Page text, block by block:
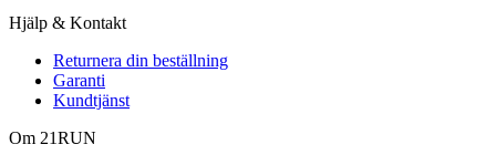
Hjälp & Kontakt
Returnera din beställning
Garanti
Kundtjänst
Om 21RUN